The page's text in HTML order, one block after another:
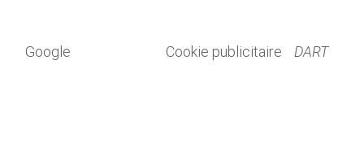
Google Cookie publicitaire DART